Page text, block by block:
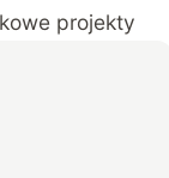
projekty